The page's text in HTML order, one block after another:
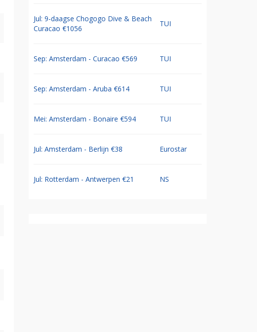
Jul: 9-daagse Chogogo Dive & Beach
Curacao €1056
TUI
Sep: Amsterdam - Curacao €569 TUI
Sep: Amsterdam - Aruba €614 TUI
Mei: Amsterdam - Bonaire €594 TUI
Jul: Amsterdam - Berlijn €38 Eurostar
Jul: Rotterdam - Antwerpen €21 NS